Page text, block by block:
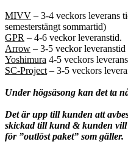
MIVV – 3-4 veckors leverans
semesterstängt sommartid)
GPR – 4-6 veckor leveranstid.
Arrow – 3-5 veckor leveranstid
Yoshimura 4-5 veckors
SC-Project – 3-5 veckors
Under högsäsong kan det ta
Det är upp till kunden att
skickad till kund & kunden vill
för ”outlöst paket” som gäller.